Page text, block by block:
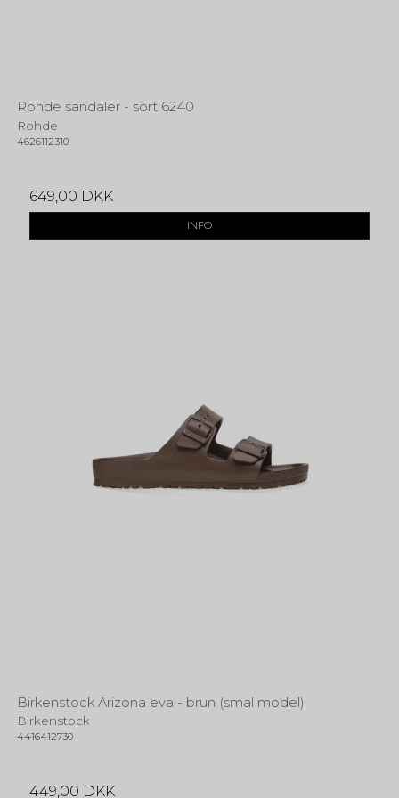
Rohde sandaler - sort 6240
Rohde
4626112310
649,00 DKK
INFO
Birkenstock Arizona eva - brun (smal model)
Birkenstock
4416412730
449,00 DKK